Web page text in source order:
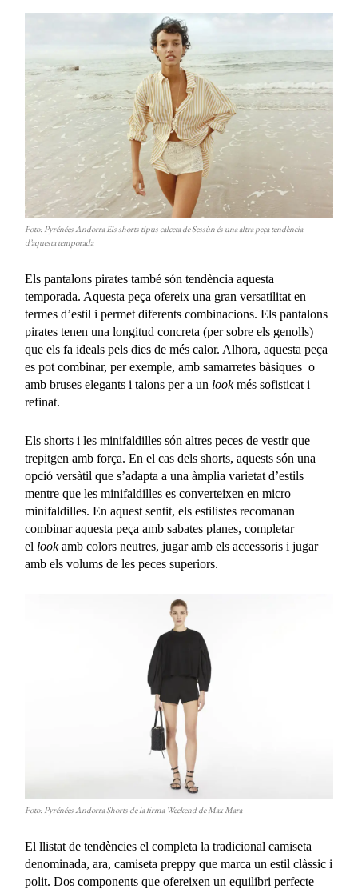
Foto: Pyrénées Andorra Els shorts tipus calceta de Sessùn és una altra peça tendència
d’aquesta temporada
Els pantalons pirates també són tendència aquesta
temporada. Aquesta peça ofereix una gran versatilitat en
termes d’estil i permet diferents combinacions. Els pantalons
pirates tenen una longitud concreta (per sobre els genolls)
que els fa ideals pels dies de més calor. Alhora, aquesta peça
es pot combinar, per exemple, amb samarretes bàsiques o
amb bruses elegants i talons per a un lookmés sofisticat i
refinat.
Els shorts i les minifaldilles són altres peces de vestir que
trepitgen amb força. En el cas dels shorts, aquests són una
opció versàtil que s’adapta a una àmplia varietat d’estils
mentre que les minifaldilles es converteixen en micro
minifaldilles. En aquest sentit, els estilistes recomanan
combinar aquesta peça amb sabates planes, completar
el lookamb colors neutres, jugar amb els accessoris i jugar
amb els volums de les peces superiors.
Foto: Pyrénées Andorra Shorts de la firma Weekend de Max Mara
El llistat de tendències el completa la tradicional camiseta
denominada, ara, camiseta preppy que marca un estil clàssic i
polit. Dos components que ofereixen un equilibri perfecte